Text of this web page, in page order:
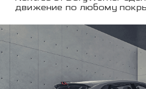
движение по любому